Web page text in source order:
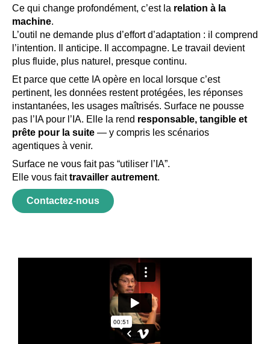
Ce qui change profondément, c’est la relation à la
machine.
L’outil ne demande plus d’effort d’adaptation : il comprend
l’intention. Il anticipe. Il accompagne. Le travail devient
plus fluide, plus naturel, presque continu.
Et parce que cette IA opère en local lorsque c’est
pertinent, les données restent protégées, les réponses
instantanées, les usages maîtrisés. Surface ne pousse
pas l’IA pour l’IA. Elle la rend responsable, tangible et
prête pour la suite — y compris les scénarios
agentiques à venir.
Surface ne vous fait pas “utiliser l’IA”.
Elle vous faittravailler autrement.
Contactez-nous